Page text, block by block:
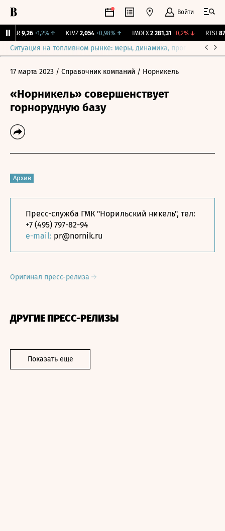
Войти
9,26 +1,2%↑ KLVZ 2,054 +0,98%↑ IMOEX 2 281,31 -0,2%↓ RTSI
Ситуация на топливном рынке: меры, динамика, прогнозы
17 марта 2023 / Справочник компаний / Норникель
«Норникель» совершенствует
горнорудную базу
Архив
Пресс-служба ГМК "Норильский никель", тел:
+7 (495) 797-82-94
e-mail: pr@nornik.ru
Оригинал пресс-релиза
ДРУГИЕ ПРЕСС-РЕЛИЗЫ
Показать еще